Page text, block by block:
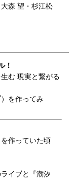
森 望・杉江松
！
む 現実と繋がる
を作ってみ
を作っていた頃
イブと『潮汐